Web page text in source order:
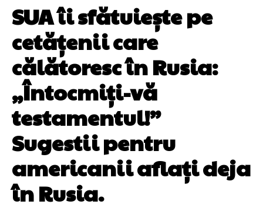
SUA îi sfătuiește pe
cetățenii care
călătoresc în Rusia:
„Întocmiți-vă
testamentul!”
Sugestii pentru
americanii aflați deja
în Rusia.